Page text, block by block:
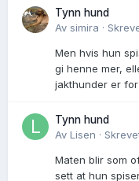
Tynn hund
Av simira ·
Men hvis hun
gi henne mer,
jakthunder er
Tynn hund
Av Lisen ·
Maten blir som
sett at hun